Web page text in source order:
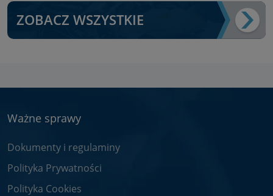
ZOBACZ WSZYSTKIE
Ważne sprawy
Dokumenty i regulaminy
Polityka Prywatności
Polityka Cookies